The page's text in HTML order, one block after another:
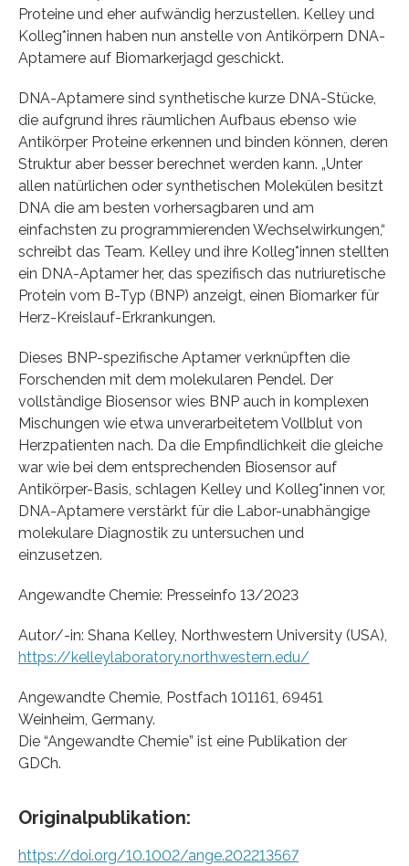
Proteine und eher aufwändig herzustellen. Kelley und
Kolleg*innen haben nun anstelle von Antikörpern DNA-
Aptamere auf Biomarkerjagd geschickt.
DNA-Aptamere sind synthetische kurze DNA-Stücke,
die aufgrund ihres räumlichen Aufbaus ebenso wie
Antikörper Proteine erkennen und binden können, deren
Struktur aber besser berechnet werden kann. „Unter
allen natürlichen oder synthetischen Molekülen besitzt
DNA die am besten vorhersagbaren und am
einfachsten zu programmierenden Wechselwirkungen,“
schreibt das Team. Kelley und ihre Kolleg*innen stellten
ein DNA-Aptamer her, das spezifisch das nutriuretische
Protein vom B-Typ (BNP) anzeigt, einen Biomarker für
Herz-Kreislauf-Erkrankungen.
Dieses BNP-spezifische Aptamer verknüpften die
Forschenden mit dem molekularen Pendel. Der
vollständige Biosensor wies BNP auch in komplexen
Mischungen wie etwa unverarbeitetem Vollblut von
Herzpatienten nach. Da die Empfindlichkeit die gleiche
war wie bei dem entsprechenden Biosensor auf
Antikörper-Basis, schlagen Kelley und Kolleg*innen vor,
DNA-Aptamere verstärkt für die Labor-unabhängige
molekulare Diagnostik zu untersuchen und
einzusetzen.
Angewandte Chemie: Presseinfo 13/2023
Autor/-in: Shana Kelley, Northwestern University (USA),
https://kelleylaboratory.northwestern.edu/
Angewandte Chemie, Postfach 101161, 69451
Weinheim, Germany.
Die “Angewandte Chemie” ist eine Publikation der
GDCh.
Originalpublikation:
https://doi.org/10.1002/ange.202213567